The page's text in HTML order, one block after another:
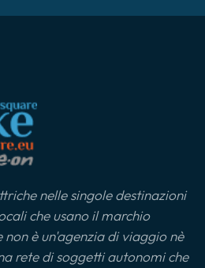
nelle singole destinazioni
che usano il marchio
non è un'agenzia di viaggio nè
rete di soggetti autonomi che